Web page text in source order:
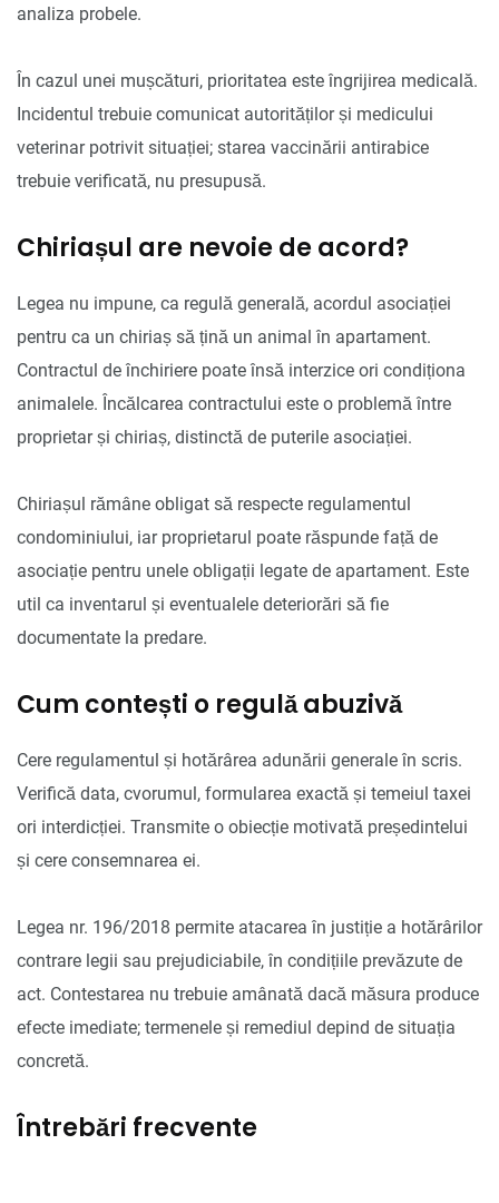
analiza probele.
În cazul unei mușcături, prioritatea este îngrijirea medicală.
Incidentul trebuie comunicat autorităților și medicului
veterinar potrivit situației; starea vaccinării antirabice
trebuie verificată, nu presupusă.
Chiriașul are nevoie de acord?
Legea nu impune, ca regulă generală, acordul asociației
pentru ca un chiriaș să țină un animal în apartament.
Contractul de închiriere poate însă interzice ori condiționa
animalele. Încălcarea contractului este o problemă între
proprietar și chiriaș, distinctă de puterile asociației.
Chiriașul rămâne obligat să respecte regulamentul
condominiului, iar proprietarul poate răspunde față de
asociație pentru unele obligații legate de apartament. Este
util ca inventarul și eventualele deteriorări să fie
documentate la predare.
Cum contești o regulă abuzivă
Cere regulamentul și hotărârea adunării generale în scris.
Verifică data, cvorumul, formularea exactă și temeiul taxei
ori interdicției. Transmite o obiecție motivată președintelui
și cere consemnarea ei.
Legea nr. 196/2018 permite atacarea în justiție a hotărârilor
contrare legii sau prejudiciabile, în condițiile prevăzute de
act. Contestarea nu trebuie amânată dacă măsura produce
efecte imediate; termenele și remediul depind de situația
concretă.
Întrebări frecvente